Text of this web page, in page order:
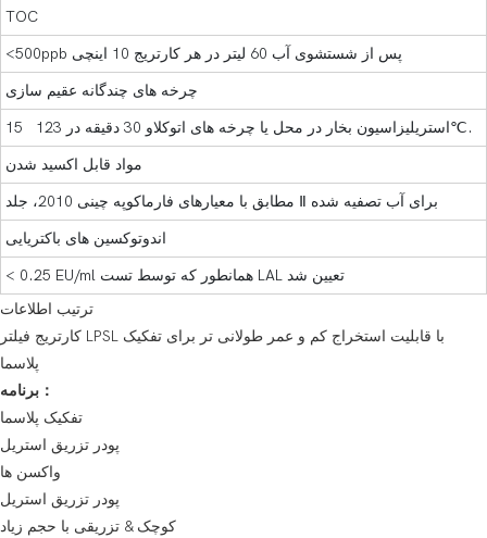
TOC
<500ppb پس از شستشوی آب 60 لیتر در هر کارتریج 10 اینچی
چرخه های چندگانه عقیم سازی
15 استریلیزاسیون بخار در محل یا چرخه های اتوکلاو 30 دقیقه در 123℃.
مواد قابل اکسید شدن
مطابق با معیارهای فارماکوپه چینی 2010، جلد Ⅱ برای آب تصفیه شده
اندوتوکسین های باکتریایی
< 0.25 EU/ml همانطور که توسط تست LAL تعیین شد
ترتیب اطلاعات
کارتریج فیلتر LPSL با قابلیت استخراج کم و عمر طولانی تر برای تفکیک
پلاسما
برنامه：
تفکیک پلاسما
پودر تزریق استریل
واکسن ها
پودر تزریق استریل
کوچک & تزریقی با حجم زیاد